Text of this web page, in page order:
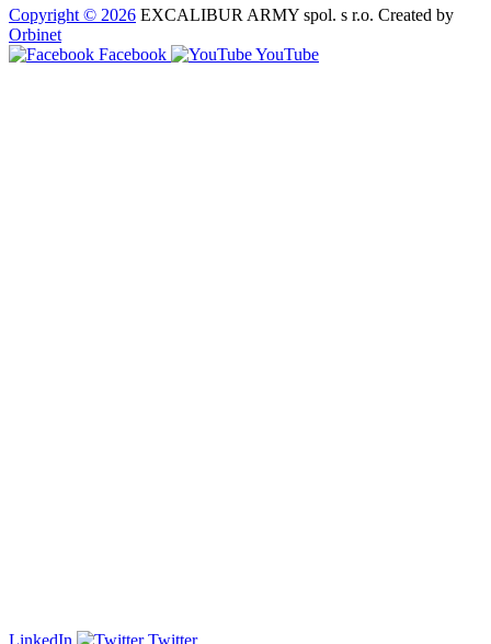
Copyright © 2026 EXCALIBUR ARMY spol. s r.o. Created by
Orbinet
Facebook
YouTube